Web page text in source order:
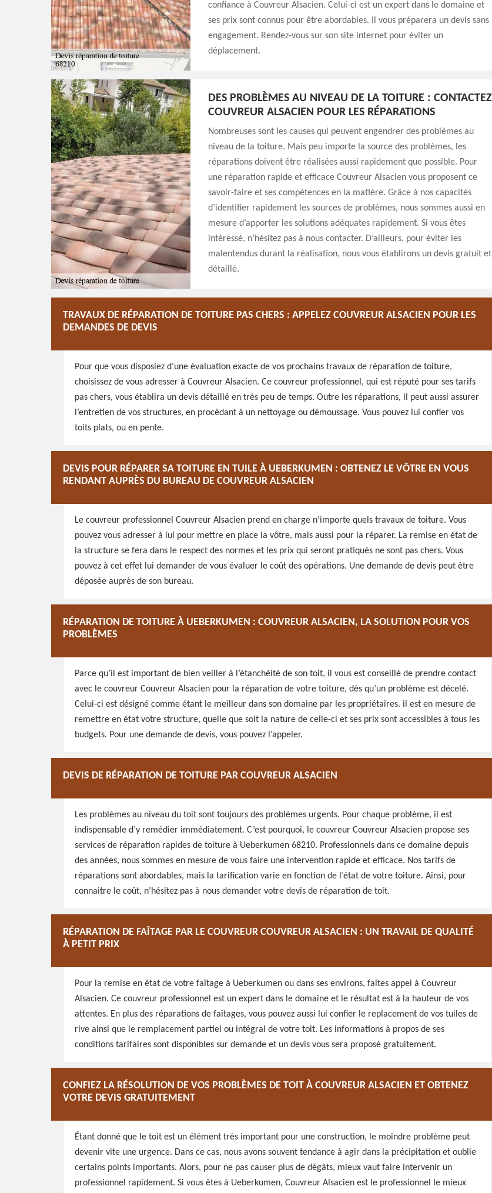
confiance à Couvreur Alsacien. Celui-ci est un expert dans le domaine et
ses prix sont connus pour être abordables. Il vous préparera un devis sans
engagement. Rendez-vous sur son site internet pour éviter un
déplacement.
DES PROBLÈMES AU NIVEAU DE LA TOITURE : CONTACTEZ
COUVREUR ALSACIEN POUR LES RÉPARATIONS
Nombreuses sont les causes qui peuvent engendrer des problèmes au
niveau de la toiture. Mais peu importe la source des problèmes, les
réparations doivent être réalisées aussi rapidement que possible. Pour
une réparation rapide et efficace Couvreur Alsacien vous proposent ce
savoir-faire et ses compétences en la matière. Grâce à nos capacités
d’identifier rapidement les sources de problèmes, nous sommes aussi en
mesure d’apporter les solutions adéquates rapidement. Si vous êtes
intéressé, n’hésitez pas à nous contacter. D’ailleurs, pour éviter les
malentendus durant la réalisation, nous vous établirons un devis gratuit et
détaillé.
TRAVAUX DE RÉPARATION DE TOITURE PAS CHERS : APPELEZ COUVREUR ALSACIEN POUR LES
DEMANDES DE DEVIS
Pour que vous disposiez d’une évaluation exacte de vos prochains travaux de réparation de toiture,
choisissez de vous adresser à Couvreur Alsacien. Ce couvreur professionnel, qui est réputé pour ses tarifs
pas chers, vous établira un devis détaillé en très peu de temps. Outre les réparations, il peut aussi assurer
l’entretien de vos structures, en procédant à un nettoyage ou démoussage. Vous pouvez lui confier vos
toits plats, ou en pente.
DEVIS POUR RÉPARER SA TOITURE EN TUILE À UEBERKUMEN : OBTENEZ LE VÔTRE EN VOUS
RENDANT AUPRÈS DU BUREAU DE COUVREUR ALSACIEN
Le couvreur professionnel Couvreur Alsacien prend en charge n’importe quels travaux de toiture. Vous
pouvez vous adresser à lui pour mettre en place la vôtre, mais aussi pour la réparer. La remise en état de
la structure se fera dans le respect des normes et les prix qui seront pratiqués ne sont pas chers. Vous
pouvez à cet effet lui demander de vous évaluer le coût des opérations. Une demande de devis peut être
déposée auprès de son bureau.
RÉPARATION DE TOITURE À UEBERKUMEN : COUVREUR ALSACIEN, LA SOLUTION POUR VOS
PROBLÈMES
Parce qu’il est important de bien veiller à l’étanchéité de son toit, il vous est conseillé de prendre contact
avec le couvreur Couvreur Alsacien pour la réparation de votre toiture, dès qu’un problème est décelé.
Celui-ci est désigné comme étant le meilleur dans son domaine par les propriétaires. il est en mesure de
remettre en état votre structure, quelle que soit la nature de celle-ci et ses prix sont accessibles à tous les
budgets. Pour une demande de devis, vous pouvez l’appeler.
DEVIS DE RÉPARATION DE TOITURE PAR COUVREUR ALSACIEN
Les problèmes au niveau du toit sont toujours des problèmes urgents. Pour chaque problème, il est
indispensable d’y remédier immédiatement. C’est pourquoi, le couvreur Couvreur Alsacien propose ses
services de réparation rapides de toiture à Ueberkumen 68210. Professionnels dans ce domaine depuis
des années, nous sommes en mesure de vous faire une intervention rapide et efficace. Nos tarifs de
réparations sont abordables, mais la tarification varie en fonction de l’état de votre toiture. Ainsi, pour
connaitre le coût, n’hésitez pas à nous demander votre devis de réparation de toit.
RÉPARATION DE FAÎTAGE PAR LE COUVREUR COUVREUR ALSACIEN : UN TRAVAIL DE QUALITÉ
À PETIT PRIX
Pour la remise en état de votre faîtage à Ueberkumen ou dans ses environs, faites appel à Couvreur
Alsacien. Ce couvreur professionnel est un expert dans le domaine et le résultat est à la hauteur de vos
attentes. En plus des réparations de faîtages, vous pouvez aussi lui confier le replacement de vos tuiles de
rive ainsi que le remplacement partiel ou intégral de votre toit. Les informations à propos de ses
conditions tarifaires sont disponibles sur demande et un devis vous sera proposé gratuitement.
CONFIEZ LA RÉSOLUTION DE VOS PROBLÈMES DE TOIT À COUVREUR ALSACIEN ET OBTENEZ
VOTRE DEVIS GRATUITEMENT
Étant donné que le toit est un élément très important pour une construction, le moindre problème peut
devenir vite une urgence. Dans ce cas, nous avons souvent tendance à agir dans la précipitation et oublie
certains points importants. Alors, pour ne pas causer plus de dégâts, mieux vaut faire intervenir un
professionnel rapidement. Si vous êtes à Ueberkumen, Couvreur Alsacien est le professionnel le mieux